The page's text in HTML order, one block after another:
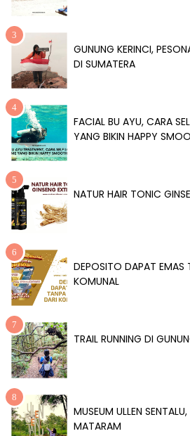
GUNUNG KERINCI,
DI SUMATERA
FACIAL BU AYU, CARA
YANG BIKIN HAPPY
NATUR HAIR TONIC
DEPOSITO DAPAT EMAS
KOMUNAL
TRAIL RUNNING DI
MUSEUM ULLEN
MATARAM